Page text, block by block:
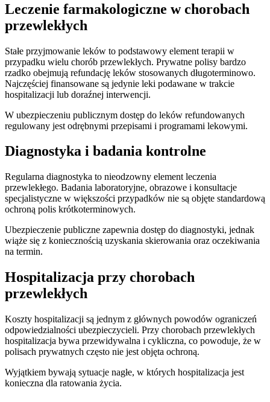
Leczenie farmakologiczne w chorobach
przewlekłych
Stałe przyjmowanie leków to podstawowy element terapii w
przypadku wielu chorób przewlekłych. Prywatne polisy bardzo
rzadko obejmują refundację leków stosowanych długoterminowo.
Najczęściej finansowane są jedynie leki podawane w trakcie
hospitalizacji lub doraźnej interwencji.
W ubezpieczeniu publicznym dostęp do leków refundowanych
regulowany jest odrębnymi przepisami i programami lekowymi.
Diagnostyka i badania kontrolne
Regularna diagnostyka to nieodzowny element leczenia
przewlekłego. Badania laboratoryjne, obrazowe i konsultacje
specjalistyczne w większości przypadków nie są objęte standardową
ochroną polis krótkoterminowych.
Ubezpieczenie publiczne zapewnia dostęp do diagnostyki, jednak
wiąże się z koniecznością uzyskania skierowania oraz oczekiwania
na termin.
Hospitalizacja przy chorobach
przewlekłych
Koszty hospitalizacji są jednym z głównych powodów ograniczeń
odpowiedzialności ubezpieczycieli. Przy chorobach przewlekłych
hospitalizacja bywa przewidywalna i cykliczna, co powoduje, że w
polisach prywatnych często nie jest objęta ochroną.
Wyjątkiem bywają sytuacje nagłe, w których hospitalizacja jest
konieczna dla ratowania życia.